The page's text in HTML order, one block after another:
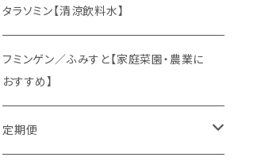
健康茶
オリジナルスパイス
タラソミン【清涼飲料水】
フミンゲン／ふみすと【家庭菜園・農業に
おすすめ】
定期便